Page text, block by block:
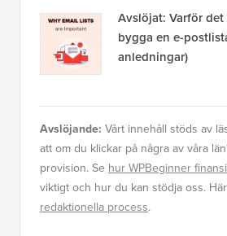
Avslöjat: Varför
bygga en e-
anledningar)
Avslöjande: Vårt innehåll stöds av
att om du klickar på några av våra
provision. Se hur WPBeginner
viktigt och hur du kan stödja oss.
redaktionella process.